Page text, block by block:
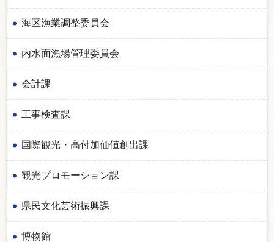
海区漁業調整委員会
内水面漁場管理委員会
会計課
工事検査課
国際観光・高付加価値創出課
観光プロモーション課
県民文化芸術振興課
博物館